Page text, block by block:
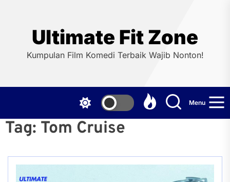
Ultimate Fit Zone
Kumpulan Film Komedi Terbaik Wajib Nonton!
Menu
Tag: Tom Cruise